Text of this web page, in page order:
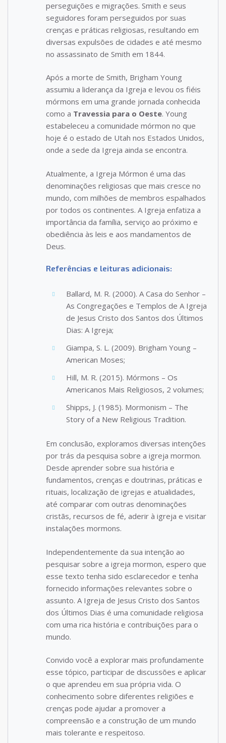
perseguições e migrações. Smith e seus
seguidores foram perseguidos por suas
crenças e práticas religiosas, resultando em
diversas expulsões de cidades e até mesmo
no assassinato de Smith em 1844.
Após a morte de Smith, Brigham Young
assumiu a liderança da Igreja e levou os fiéis
mórmons em uma grande jornada conhecida
como a Travessia para o Oeste. Young
estabeleceu a comunidade mórmon no que
hoje é o estado de Utah nos Estados Unidos,
onde a sede da Igreja ainda se encontra.
Atualmente, a Igreja Mórmon é uma das
denominações religiosas que mais cresce no
mundo, com milhões de membros espalhados
por todos os continentes. A Igreja enfatiza a
importância da família, serviço ao próximo e
obediência às leis e aos mandamentos de
Deus.
Referências e leituras adicionais:
Ballard, M. R. (2000). A Casa do Senhor –
As Congregações e Templos de A Igreja
de Jesus Cristo dos Santos dos Últimos
Dias: A Igreja;
Giampa, S. L. (2009). Brigham Young –
American Moses;
Hill, M. R. (2015). Mórmons – Os
Americanos Mais Religiosos, 2 volumes;
Shipps, J. (1985). Mormonism – The
Story of a New Religious Tradition.
Em conclusão, exploramos diversas intenções
por trás da pesquisa sobre a igreja mormon.
Desde aprender sobre sua história e
fundamentos, crenças e doutrinas, práticas e
rituais, localização de igrejas e atualidades,
até comparar com outras denominações
cristãs, recursos de fé, aderir à igreja e visitar
instalações mormons.
Independentemente da sua intenção ao
pesquisar sobre a igreja mormon, espero que
esse texto tenha sido esclarecedor e tenha
fornecido informações relevantes sobre o
assunto. A Igreja de Jesus Cristo dos Santos
dos Últimos Dias é uma comunidade religiosa
com uma rica história e contribuições para o
mundo.
Convido você a explorar mais profundamente
esse tópico, participar de discussões e aplicar
o que aprendeu em sua própria vida. O
conhecimento sobre diferentes religiões e
crenças pode ajudar a promover a
compreensão e a construção de um mundo
mais tolerante e respeitoso.